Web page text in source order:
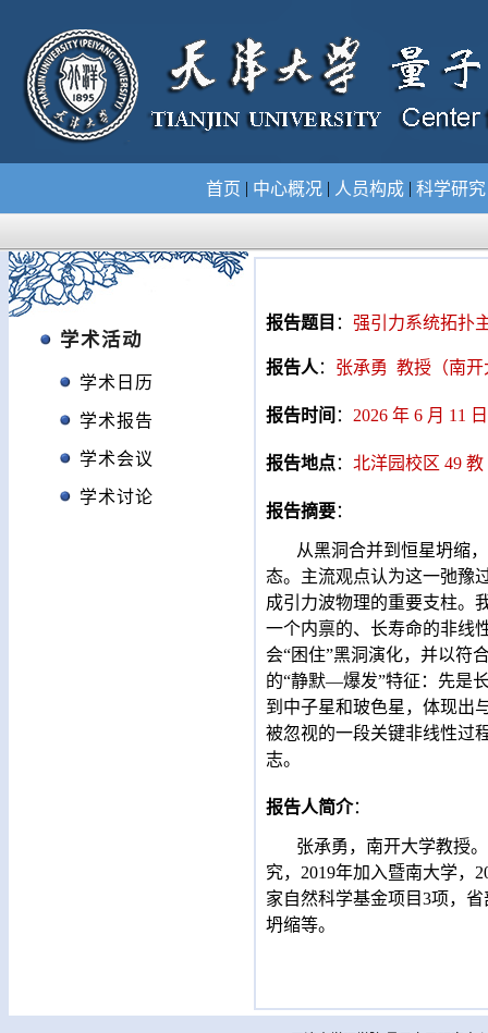
首页 | 中心概况 | 人员构成 | 科学研
学术活动
学术日历
学术报告
学术会议
学术讨论
报告题目 ： 强引力系统拓扑
报告人 ： 张承勇 教授（南开
报告时间 ： 2026 年 6 月 11
报告地点： 北洋园校区 49 教
报告摘要：
从黑洞合并到恒星坍缩，
态。主流观点认为这一弛豫
成引力波物理的重要支柱。
一个内禀的、长寿命的非线
会“困住”黑洞演化，并以符
的“静默—爆发”特征：先是
到中子星和玻色星，体现出
被忽视的一段关键非线性过
志。
报告人简介：
张承勇，南开大学教授。
究，2019年加入暨南大学，
家自然科学基金项目3项，
坍缩等。